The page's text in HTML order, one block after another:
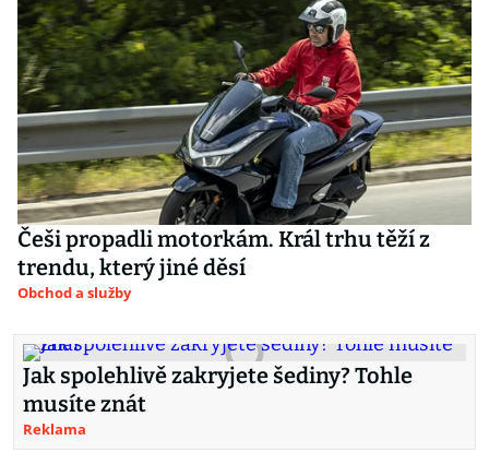
Češi propadli motorkám. Král trhu těží z
trendu, který jiné děsí
Obchod a služby
Jak spolehlivě zakryjete šediny? Tohle
musíte znát
Reklama